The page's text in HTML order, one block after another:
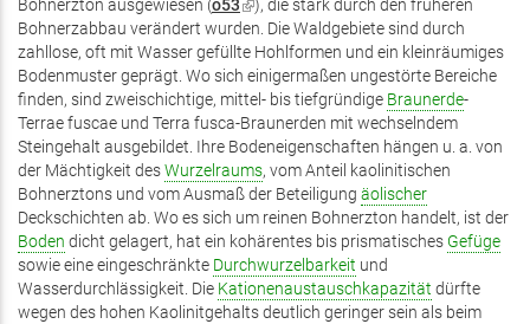
Bohnerzton ausgewiesen (o53(Link
ist
extern)
), die stark durch den früheren
Bohnerzabbau verändert wurden. Die Waldgebiete sind durch
zahllose, oft mit Wasser gefüllte Hohlformen und ein kleinräumiges
Bodenmuster geprägt. Wo sich einigermaßen ungestörte Bereiche
finden, sind zweischichtige, mittel- bis tiefgründige Braunerde-
Terrae fuscae und Terra fusca-Braunerden mit wechselndem
Steingehalt ausgebildet. Ihre Bodeneigenschaften hängen u. a. von
der Mächtigkeit desWurzelraums, vom Anteil kaolinitischen
Bohnerztons und vom Ausmaß der Beteiligung äolischer
Deckschichten ab. Wo es sich um reinen Bohnerzton handelt, ist der
Boden dicht gelagert, hat ein kohärentes bis prismatisches Gefüge
sowie eine eingeschränkte Durchwurzelbarkeit und
Wasserdurchlässigkeit. Die Kationenaustauschkapazität dürfte
wegen des hohen Kaolinitgehalts deutlich geringer sein als beim